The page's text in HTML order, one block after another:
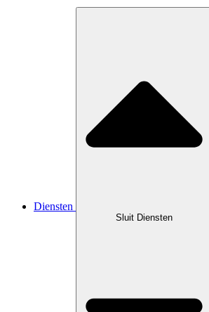
Diensten
Sluit Diensten